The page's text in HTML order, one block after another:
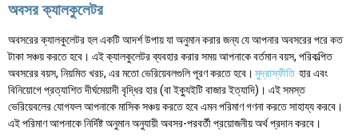
অবসর ক্যালকুলেটর
অবসরের ক্যালকুলেটর হল একটি আদর্শ উপায় যা অনুমান করার জন্য যে আপনার অবসরের পরে কত
টাকা সঞ্চয় করতে হবে। এই ক্যালকুলেটর ব্যবহার করার সময় আপনাকে বর্তমান বয়স, পরিকল্পিত
অবসরের বয়স, নিয়মিত খরচ, এর মতো ভেরিয়েবলগুলি পূরণ করতে হবে। মুদ্রাস্ফীতি হার এবং
বিনিয়োগে প্রত্যাশিত দীর্ঘমেয়াদী বৃদ্ধির হার (বা ইক্যুইটি বাজার ইত্যাদি)। এই সমস্ত
ভেরিয়েবলের যোগফল আপনাকে মাসিক সঞ্চয় করতে হবে এমন পরিমাণ গণনা করতে সাহায্য করবে।
এই পরিমাণ আপনাকে নির্দিষ্ট অনুমান অনুযায়ী অবসর-পরবর্তী প্রয়োজনীয় অর্থ প্রদান করবে।